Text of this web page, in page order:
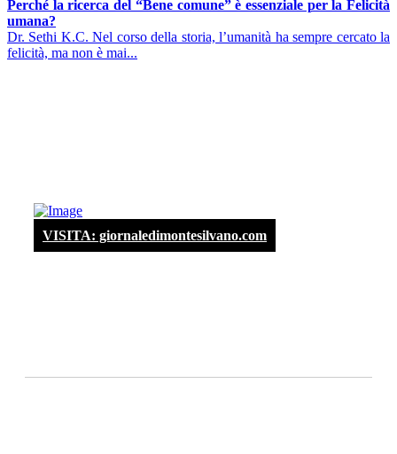
Perché la ricerca del “Bene comune” è essenziale per la Felicità
umana?
Dr. Sethi K.C. Nel corso della storia, l’umanità ha sempre cercato la
felicità, ma non è mai...
VISITA: giornaledimontesilvano.com